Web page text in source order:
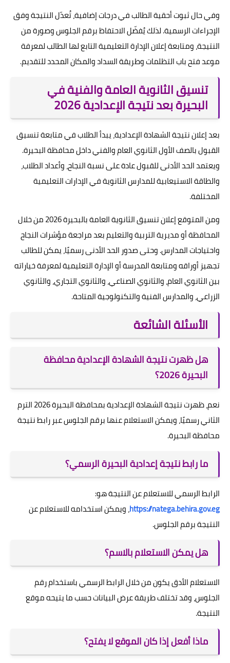
وفي حال ثبوت أحقية الطالب في درجات إضافية، تُعدّل النتيجة وفق
الإجراءات الرسمية. لذلك يُفضّل الاحتفاظ برقم الجلوس وصورة من
النتيجة، ومتابعة إعلان الإدارة التعليمية التابع لها الطالب لمعرفة
موعد فتح باب التظلمات وطريقة السداد والمكان المحدد للتقديم.
تنسيق الثانوية العامة والفنية في
البحيرة بعد نتيجة الإعدادية 2026
بعد إعلان نتيجة الشهادة الإعدادية، يبدأ الطلاب في متابعة تنسيق
القبول بالصف الأول الثانوي العام والفني داخل محافظة البحيرة.
ويعتمد الحد الأدنى للقبول عادة على نسبة النجاح، وأعداد الطلاب،
والطاقة الاستيعابية للمدارس الثانوية في الإدارات التعليمية
المختلفة.
ومن المتوقع إعلان تنسيق الثانوية العامة بالبحيرة 2026 من خلال
المحافظة أو مديرية التربية والتعليم بعد مراجعة مؤشرات النجاح
واحتياجات المدارس. وحتى صدور الحد الأدنى رسميًا، يمكن للطالب
تجهيز أوراقه ومتابعة المدرسة أو الإدارة التعليمية لمعرفة خياراته
بين الثانوي العام، والثانوي الصناعي، والثانوي التجاري، والثانوي
الزراعي، والمدارس الفنية والتكنولوجية المتاحة.
الأسئلة الشائعة
هل ظهرت نتيجة الشهادة الإعدادية محافظة
البحيرة 2026؟
نعم، ظهرت نتيجة الشهادة الإعدادية بمحافظة البحيرة 2026 الترم
الثاني رسميًا، ويمكن الاستعلام عنها برقم الجلوس عبر رابط نتيجة
محافظة البحيرة.
ما رابط نتيجة إعدادية البحيرة الرسمي؟
الرابط الرسمي للاستعلام عن النتيجة هو:
https://natega.behira.gov.eg، ويمكن استخدامه للاستعلام عن
النتيجة برقم الجلوس.
هل يمكن الاستعلام بالاسم؟
الاستعلام الأدق يكون من خلال الرابط الرسمي باستخدام رقم
الجلوس، وقد تختلف طريقة عرض البيانات حسب ما يتيحه موقع
النتيجة.
ماذا أفعل إذا كان الموقع لا يفتح؟